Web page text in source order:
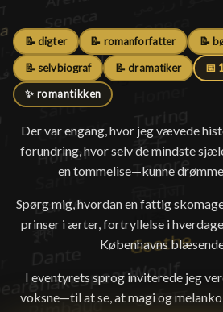
📝 digter 📝 romanforfatter 📝
📝 selvbiograf 📝 dramatiker 📅
✨ romantikken
Der var engang, hvor jeg vævede
forundring, hvor selv de mindste
en tommelise—kunne
Spørg mig, hvordan en fattig
prinser i ærter, fortryllelse i
Københavns
I eventyrets sprog inviterede jeg
voksne—til at se, at magi og